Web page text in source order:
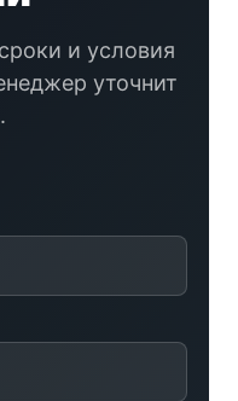
и условия
уточнит